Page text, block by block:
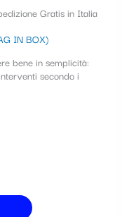
Gratis in Italia
IN BOX)
bene in semplicità:
secondo i